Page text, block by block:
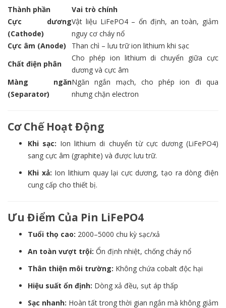
Thành phần
Vai trò chính
Cực dương
(Cathode)
Vật liệu LiFePO4 – ổn định, an toàn, giảm
nguy cơ cháy nổ
Cực âm (Anode)
Than chì – lưu trữ ion lithium khi sạc
Chất điện phân
Cho phép ion lithium di chuyển giữa cực
dương và cực âm
Màng ngăn
(Separator)
Ngăn ngắn mạch, cho phép ion đi qua
nhưng chặn electron
Cơ Chế Hoạt Động
Khi sạc: Ion lithium di chuyển từ cực dương (LiFePO4)
sang cực âm (graphite) và được lưu trữ.
Khi xả: Ion lithium quay lại cực dương, tạo ra dòng điện
cung cấp cho thiết bị.
Ưu Điểm Của Pin LiFePO4
Tuổi thọ cao: 2000–5000 chu kỳ sạc/xả
An toàn vượt trội: Ổn định nhiệt, chống cháy nổ
Thân thiện môi trường: Không chứa cobalt độc hại
Hiệu suất ổn định: Dòng xả đều, sụt áp thấp
Sạc nhanh: Hoàn tất trong thời gian ngắn mà không giảm